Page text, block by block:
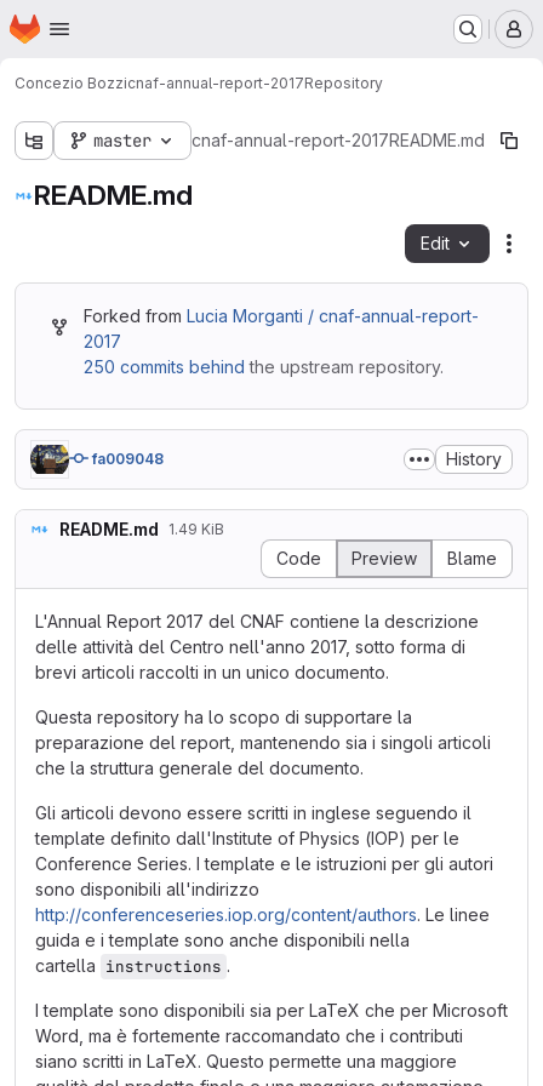
Skip to main content
Homepage
Concezio Bozzicnaf-annual-report-2017Repository
master cnaf-annual-report-2017README.md
README.md
Edit
Forked from Lucia Morganti / cnaf-annual-report-
2017
250 commits behind the upstream repository.
fa009048 History
README.md 1.49 KiB
Code Preview Blame
L'Annual Report 2017 del CNAF contiene la descrizione
delle attività del Centro nell'anno 2017, sotto forma di
brevi articoli raccolti in un unico documento.
Questa repository ha lo scopo di supportare la
preparazione del report, mantenendo sia i singoli articoli
che la struttura generale del documento.
Gli articoli devono essere scritti in inglese seguendo il
template definito dall'Institute of Physics (IOP) per le
Conference Series. I template e le istruzioni per gli autori
sono disponibili all'indirizzo
http://conferenceseries.iop.org/content/authors. Le linee
guida e i template sono anche disponibili nella
cartella instructions .
I template sono disponibili sia per LaTeX che per Microsoft
Word, ma è fortemente raccomandato che i contributi
siano scritti in LaTeX. Questo permette una maggiore